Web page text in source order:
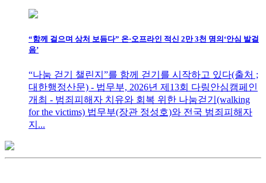
“함께 걸으며 상처 보듬다” 온·오프라인 적신 2만 3천 명의‘안심 발걸
음’
“나눔 걷기 챌린지”를 함께 걷기를 시작하고 있다(출처 ;
대한행정산문) - 법무부, 2026년 제13회 다링안심캠페인
개최 - 범죄피해자 치유와 회복 위한 나눔걷기(walking
for the victims) 법무부(장관 정성호)와 전국 범죄피해자
지...